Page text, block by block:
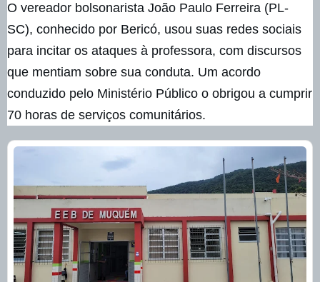
O vereador bolsonarista João Paulo Ferreira (PL-
SC), conhecido por Bericó, usou suas redes sociais
para incitar os ataques à professora, com discursos
que mentiam sobre sua conduta. Um acordo
conduzido pelo Ministério Público o obrigou a cumprir
70 horas de serviços comunitários.